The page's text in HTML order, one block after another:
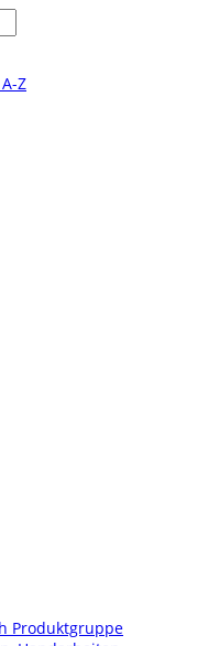
Z
Produktgruppe